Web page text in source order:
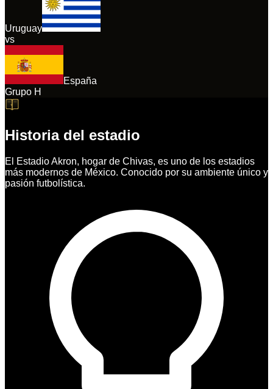
Uruguay
vs
España
Grupo H
Historia del estadio
El Estadio Akron, hogar de Chivas, es uno de los estadios
más modernos de México. Conocido por su ambiente único y
pasión futbolística.